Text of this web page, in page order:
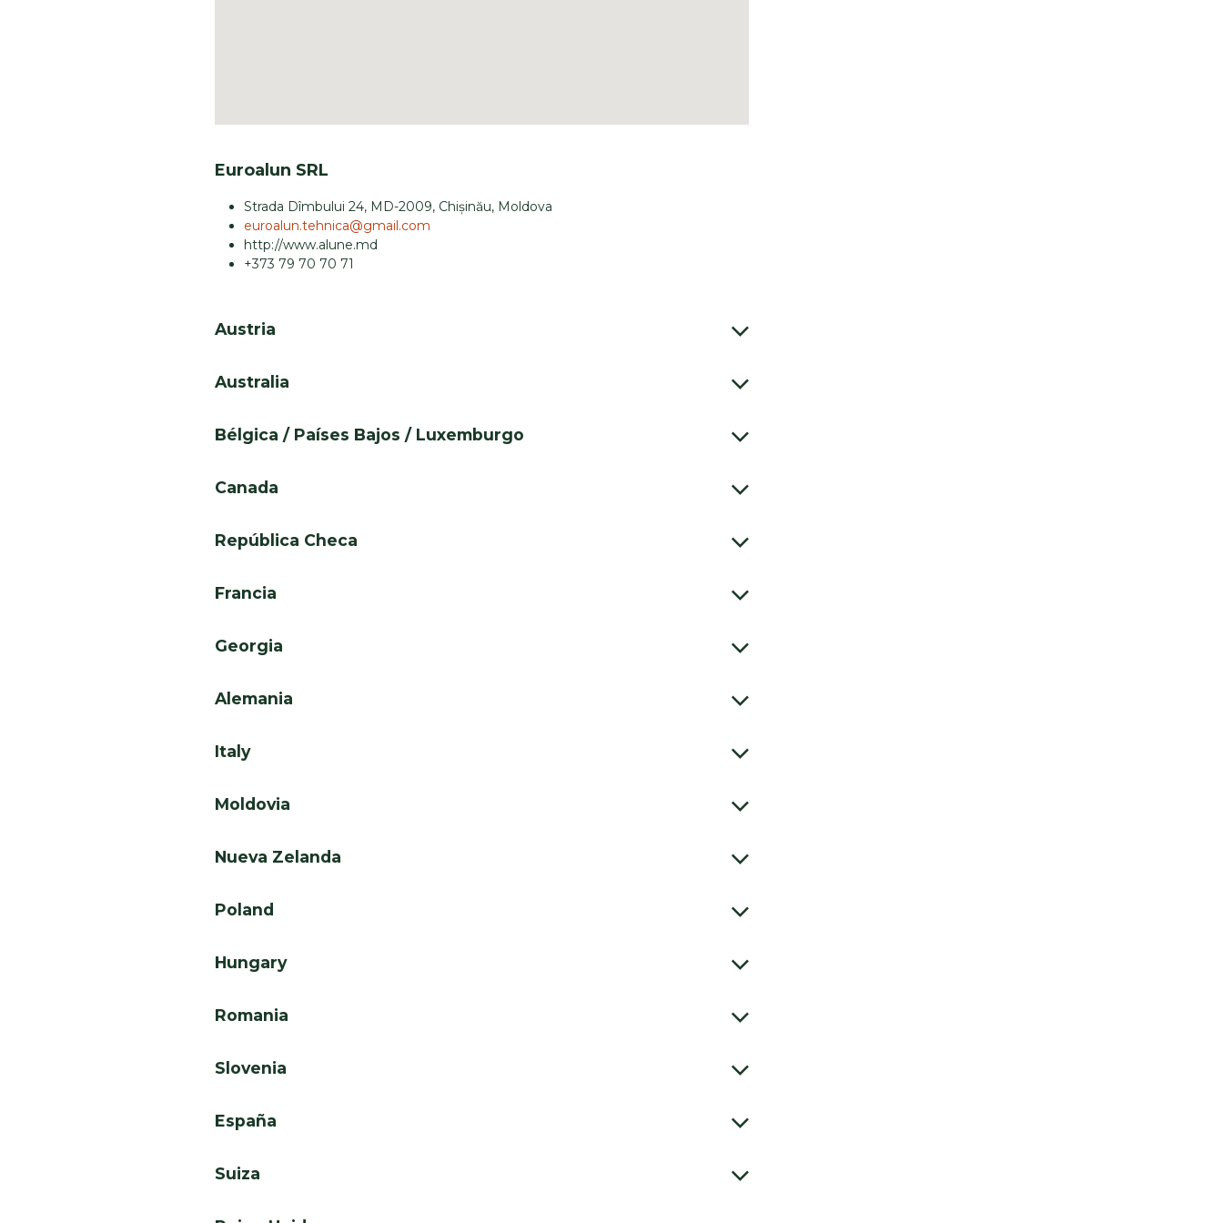
Euroalun SRL
Strada Dîmbului 24, MD-2009, Chișinău, Moldova
euroalun.tehnica@gmail.com
http://www.alune.md
+373 79 70 70 71
Austria
Australia
Bélgica / Países Bajos / Luxemburgo
Canada
República Checa
Francia
Georgia
Alemania
Italy
Moldovia
Nueva Zelanda
Poland
Hungary
Romania
Slovenia
España
Suiza